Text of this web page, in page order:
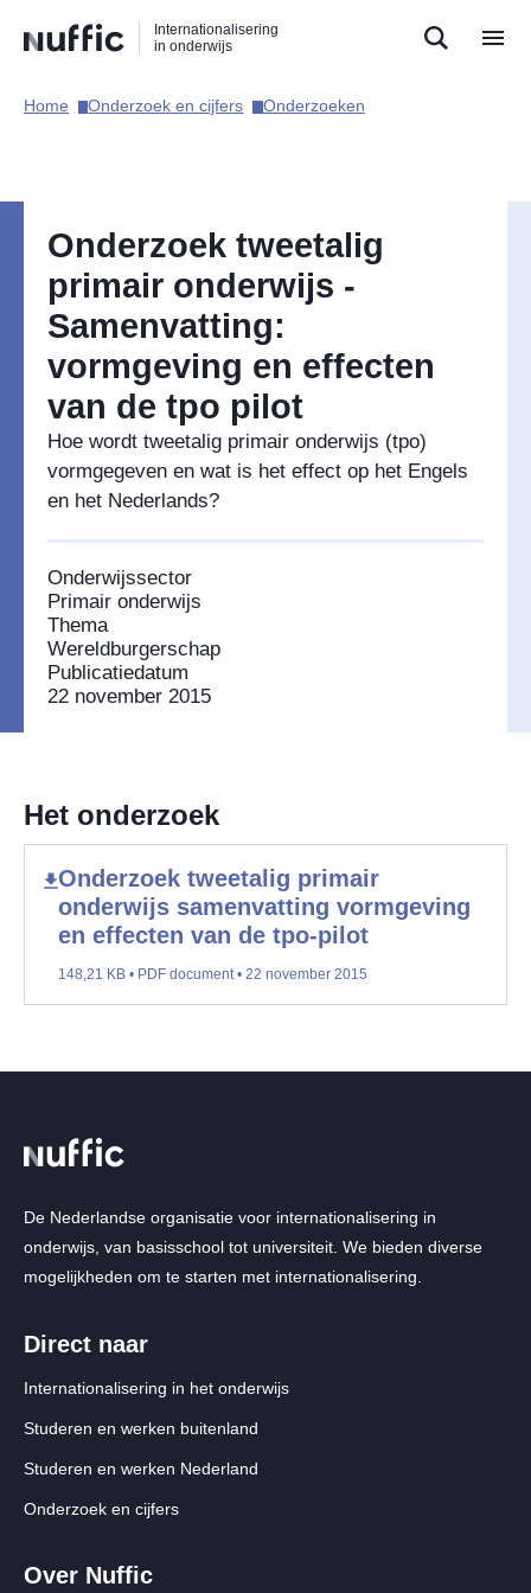
naar
zoekfunctie
naar
hoofdnavigatie
naar
inhoud
Internationalisering
in onderwijs
Hoofdnavigatie
Home​ Onderzoek en cijfers​ Onderzoeken​
Onderzoek tweetalig
primair onderwijs -
Samenvatting:
vormgeving en effecten
van de tpo pilot
Hoe wordt tweetalig primair onderwijs (tpo)
vormgegeven en wat is het effect op het Engels
en het Nederlands?
Onderwijssector
Primair onderwijs
Thema
Wereldburgerschap
Publicatiedatum
22 november 2015
Het onderzoek
Onderzoek tweetalig primair
onderwijs samenvatting vormgeving
en effecten van de tpo-pilot
148,21 KB • PDF document • 22 november 2015
De Nederlandse organisatie voor internationalisering in
onderwijs, van basisschool tot universiteit. We bieden diverse
mogelijkheden om te starten met internationalisering.
Direct naar
Internationalisering in het onderwijs
Studeren en werken buitenland
Studeren en werken Nederland
Onderzoek en cijfers
Over Nuffic